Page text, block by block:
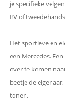
je specifieke
BVof
Het sportieve en
een Mercedes.
over te komen
beetje de
tonen.